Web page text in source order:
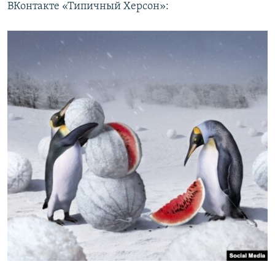
ВКонтакте «Типичный Херсон»: